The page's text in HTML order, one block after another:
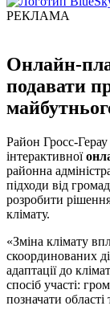
РЕКЛАМА
Онлайн-
подавати
Район Гросс-
інтерактивної
районна
підходи від
розробити
клімату.
«Зміна клімату
скоординованих
адаптації до
спосіб участі:
позначати області